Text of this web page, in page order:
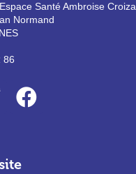
Santé Ambroise
Normand
86